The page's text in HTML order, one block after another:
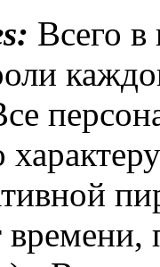
Всего в